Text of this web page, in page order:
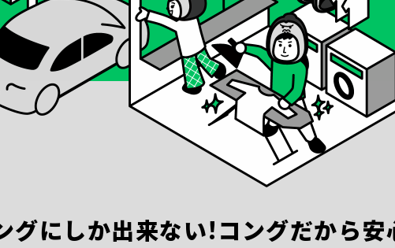
グにしか出来ない!コングだから安